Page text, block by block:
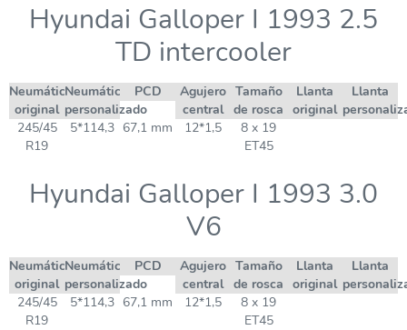
Hyundai Galloper I 1993 2.5
TD intercooler
Neumático
original
Neumático
personalizado
PCD
Agujero
central
Tamaño
de rosca
Llanta
original
Llanta
245/45
R19
5*114,3 67,1 mm 12*1,5
8 x 19
ET45
Hyundai Galloper I 1993 3.0
V6
Neumático
original
Neumático
personalizado
PCD
Agujero
central
Tamaño
de rosca
Llanta
original
Llanta
245/45
R19
5*114,3 67,1 mm 12*1,5
8 x 19
ET45